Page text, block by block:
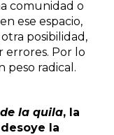
comunidad o
ese espacio,
posibilidad,
errores. Por lo
peso radical.
la quila, la
la